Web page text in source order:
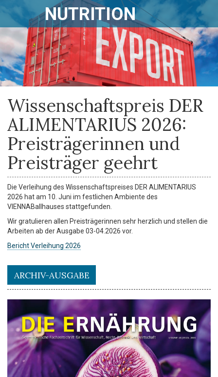
NUTRITION
Wissenschaftspreis DER
ALIMENTARIUS 2026:
Preisträgerinnen und
Preisträger geehrt
Die Verleihung des Wissenschaftspreises DER ALIMENTARIUS
2026 hat am 10. Juni im festlichen Ambiente des
VIENNABallhauses stattgefunden.
Wir gratulieren allen Preisträgerinnen sehr herzlich und stellen die
Arbeiten ab der Ausgabe 03-04.2026 vor.
Bericht Verleihung 2026
ARCHIV-AUSGABE